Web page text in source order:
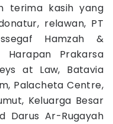
terima kasih yang
relawan, PT
Hamzah &
Harapan Prakarsa
at Law, Batavia
Palacheta Centre,
Keluarga Besar
Darus Ar-Rugayah